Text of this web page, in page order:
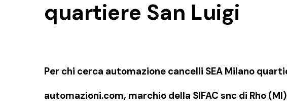
quartiere San Luigi
Per chi cerca automazione cancelli SEA Milano
automazioni.com, marchio della SIFAC snc di Rho